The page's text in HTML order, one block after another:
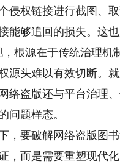
侵权链接进行截图、
能够追回的损失。这
根源在于传统治理机
源头难以有效切断。
络盗版还与平台治理
问题样态。
要破解网络盗版图书
，而是需要重塑现代